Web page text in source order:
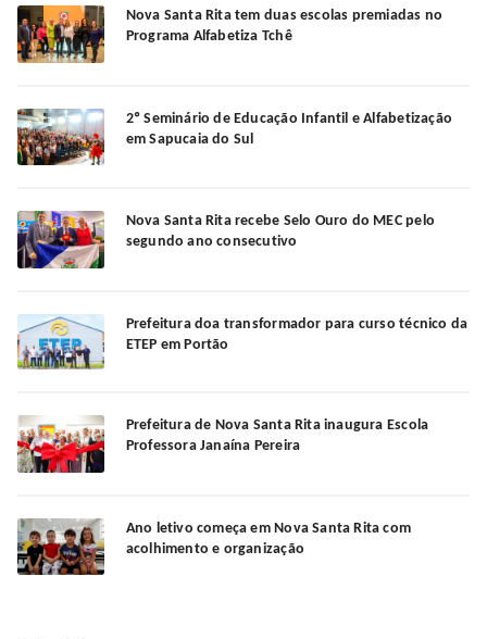
Nova Santa Rita tem duas escolas premiadas no
Programa Alfabetiza Tchê
2º Seminário de Educação Infantil e Alfabetização
em Sapucaia do Sul
Nova Santa Rita recebe Selo Ouro do MEC pelo
segundo ano consecutivo
Prefeitura doa transformador para curso técnico da
ETEP em Portão
Prefeitura de Nova Santa Rita inaugura Escola
Professora Janaína Pereira
Ano letivo começa em Nova Santa Rita com
acolhimento e organização